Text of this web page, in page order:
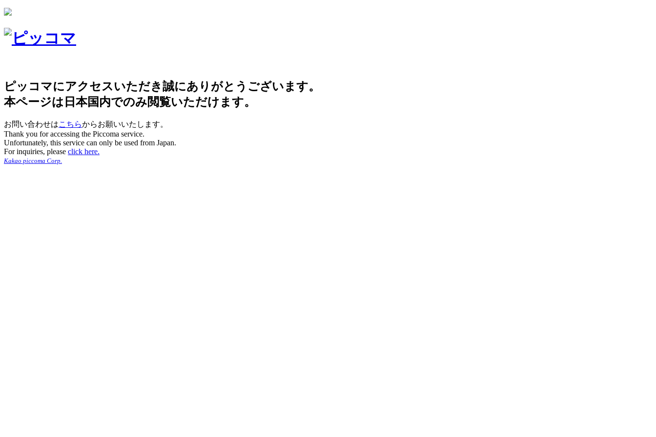
ピッコマにアクセスいただき誠にありがとうございます。
本ページは日本国内でのみ閲覧いただけます。
お問い合わせはこちらからお願いいたします。
Thank you for accessing the Piccoma service.
Unfortunately, this service can only be used from Japan.
For inquiries, please click here.
Kakao piccoma Corp.